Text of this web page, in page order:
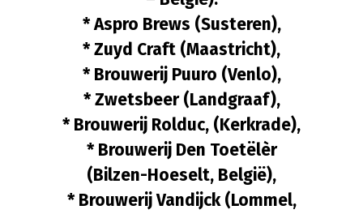
* Aspro Brews (Susteren),
* Zuyd Craft (Maastricht),
* Brouwerij Puuro (Venlo),
* Zwetsbeer (Landgraaf),
* Brouwerij Rolduc, (Kerkrade),
* Brouwerij Den Toetëlèr
(Bilzen-Hoeselt, België),
* Brouwerij Vandijck (Lommel,